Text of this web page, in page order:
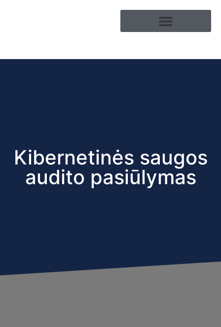
Kibernetin?s saugos
audito pasi?lymas
Kibernetinės saugos
audito pasiūlymas